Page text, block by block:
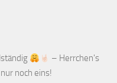
– Herrchen's
noch eins!